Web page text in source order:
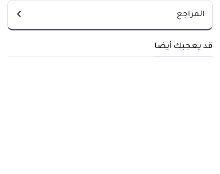
المراجع
قد يعجبك أيضا